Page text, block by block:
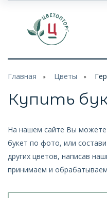
Главная Цветы
Купить
На нашем сайте Вы можете
букет по фото, или
других цветов, написав
принимаем и